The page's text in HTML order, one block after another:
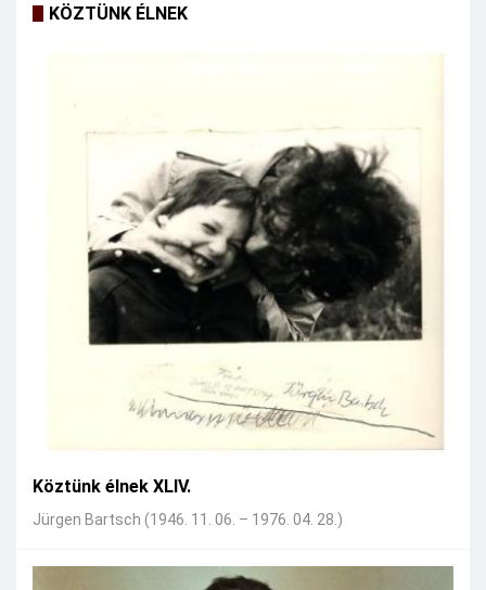
KÖZTÜNK ÉLNEK
Köztünk élnek XLIV.
Jürgen Bartsch (1946. 11. 06. – 1976. 04. 28.)